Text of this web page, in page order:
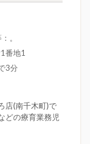
。
番地1
3分
店(南千木町)で
どの療育業務児